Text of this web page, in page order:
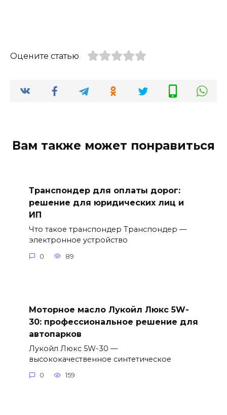
Оцените статью
Вам также может понравиться
Транспондер для оплаты дорог:
решение для юридических лиц и
ИП
Что такое транспондер Транспондер —
электронное устройство
0 89
Моторное масло Лукойл Люкс 5W-
30: профессиональное решение для
автопарков
Лукойл Люкс 5W-30 —
высококачественное синтетическое
0 159